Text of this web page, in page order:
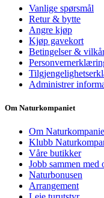
Vanlige spørsmål
Retur & bytte
Angre kjøp
Kjøp gavekort
Betingelser &
Administrer
Om Naturkompaniet
Om
Klubb
Våre butikker
Jobb sammen med
Naturbonusen
Arrangement